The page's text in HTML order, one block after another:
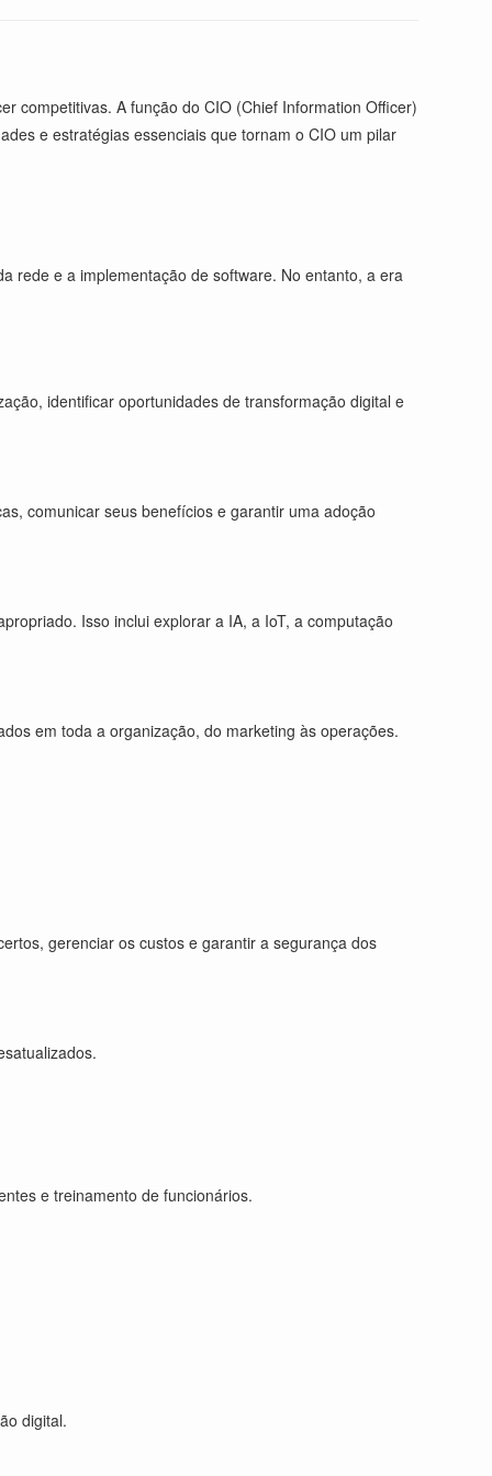
competitivas. A função do CIO (Chief Information Officer)
e estratégias essenciais que tornam o CIO um pilar
rede e a implementação de software. No entanto, a era
identificar oportunidades de transformação digital e
comunicar seus benefícios e garantir uma adoção
Isso inclui explorar a IA, a IoT, a computação
em toda a organização, do marketing às operações.
gerenciar os custos e garantir a segurança dos
e treinamento de funcionários.
digital.